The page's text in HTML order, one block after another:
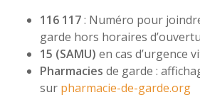
116 117: Numéro pour
garde hors horaires
15 (SAMU) en cas d’urgence
Pharmacies de garde :
sur pharmacie-de-garde.org